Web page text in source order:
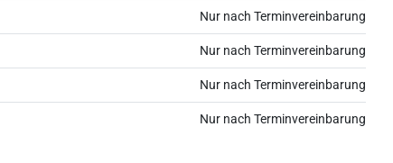
Nur nach Terminvereinbarung
Nur nach Terminvereinbarung
Nur nach Terminvereinbarung
Nur nach Terminvereinbarung